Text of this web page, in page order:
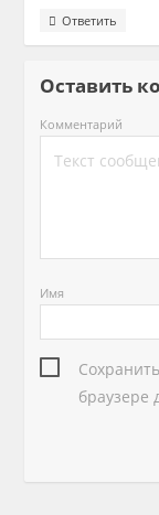
Ответить
Оставить
Комментарий
Имя
браузере